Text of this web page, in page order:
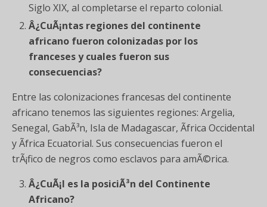
Siglo XIX, al completarse el reparto colonial.
Â¿CuÃ¡ntas regiones del continente
africano fueron colonizadas por los
franceses y cuales fueron sus
consecuencias?
Entre las colonizaciones francesas del continente
africano tenemos las siguientes regiones: Argelia,
Senegal, GabÃ³n, Isla de Madagascar, Ãfrica Occidental
y Ãfrica Ecuatorial. Sus consecuencias fueron el
trÃ¡fico de negros como esclavos para amÃ©rica.
Â¿CuÃ¡l es la posiciÃ³n del Continente
Africano?